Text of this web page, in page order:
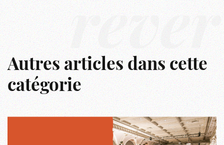
rêver
Autres articles dans cette
catégorie